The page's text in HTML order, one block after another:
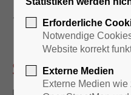
Bauen & Gewerbe
Erforderliche
Notwendige
Website korrekt
Externe Medien
Externe Medien wie